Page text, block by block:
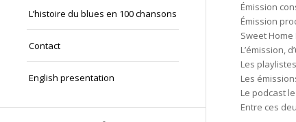
L’histoire du blues en 100 chansons
Contact
English presentation
Émission
Émission
Sweet Home
L’émission,
Les
Les
Le podcast
Entre ces